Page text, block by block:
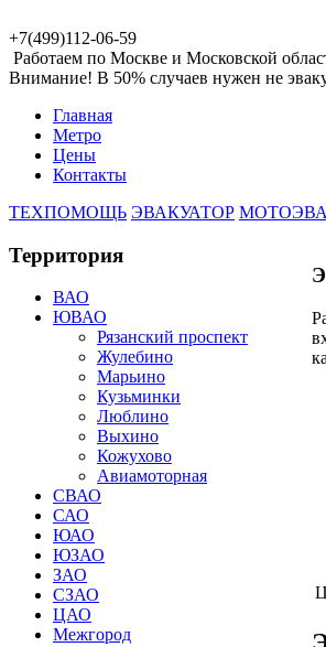
+7(499)112-06-59
Работаем по Москве и Московской
Внимание! В 50% случаев нужен не
Главная
Метро
Цены
Контакты
ТЕХПОМОЩЬ ЭВАКУАТОР
Территория
ВАО
ЮВАО
Рязанский проспект
Жулебино
Марьино
Кузьминки
Люблино
Выхино
Кожухово
Авиамоторная
СВАО
САО
ЮАО
ЮЗАО
ЗАО
СЗАО
ЦАО
Межгород